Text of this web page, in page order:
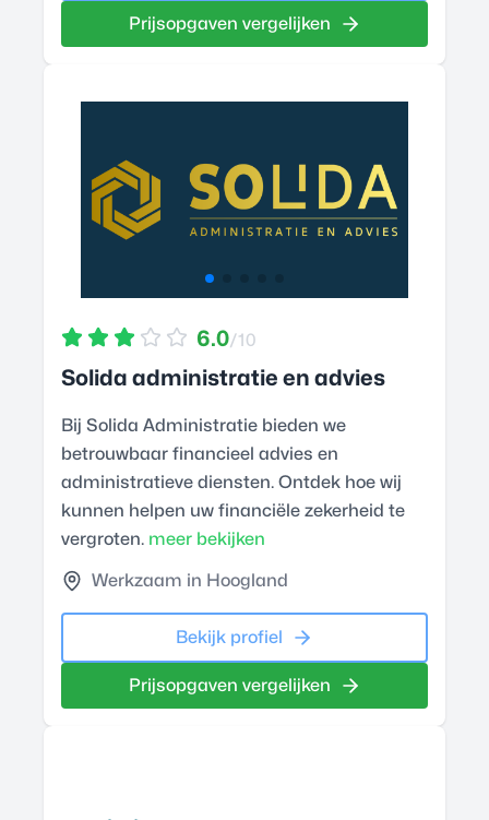
Prijsopgaven vergelijken
6.0/10
Solida administratie en advies
Bij Solida Administratie bieden we
betrouwbaar financieel advies en
administratieve diensten. Ontdek hoe wij
kunnen helpen uw financiële zekerheid te
vergroten. meer bekijken
Werkzaam in Hoogland
Bekijk profiel
Prijsopgaven vergelijken